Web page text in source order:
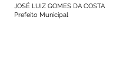
JOSÉ LUIZ GOMES DA COSTA
Prefeito Municipal